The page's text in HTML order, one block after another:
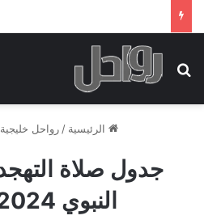
بحث عن
الرئيسية / رواحل خليجية
جدول صلاة
النبوي 2024-1445